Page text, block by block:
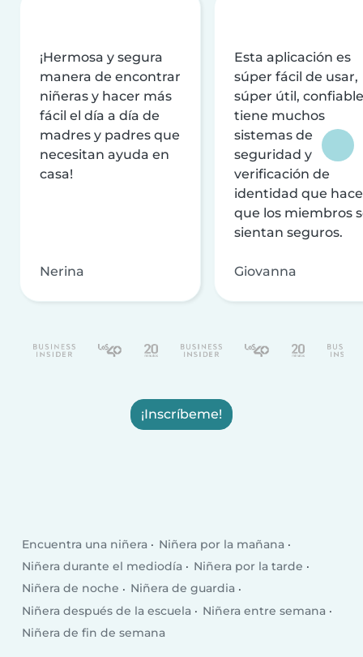
¡Hermosa y segura
manera de encontrar
niñeras y hacer más
fácil el día a día de
madres y padres que
necesitan ayuda en
casa!
Nerina
Esta aplicación es
súper fácil de usar,
súper útil,
tiene muchos
sistemas de
seguridad y
verificación de
identidad que
que los miembros
sientan seguros.
Giovanna
¡Inscríbeme!
Encuentra una niñera
Niñera por la mañana
Niñera durante el mediodía
Niñera por la tarde
Niñera de noche
Niñera de guardia
Niñera después de la escuela
Niñera entre semana
Niñera de fin de semana